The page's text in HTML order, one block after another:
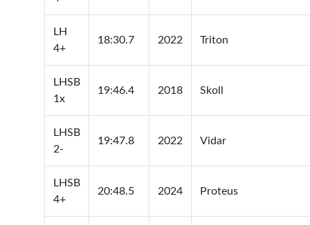
LH
4+
18:30.7 2022 Triton
LHSB
1x
19:46.4 2018 Skoll
LHSB
2-
19:47.8 2022 Vidar
LHSB
4+
20:48.5 2024 Proteus